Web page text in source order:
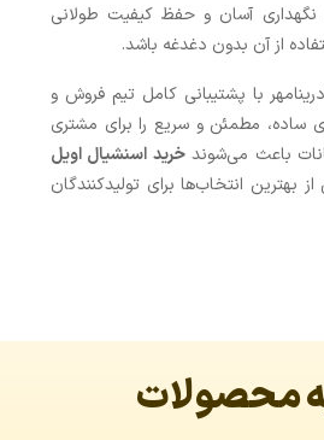
آسان و حفظ کیفیت طولانی
از آن بدون دغدغه باشد.
با پشتیبانی کامل تیم فروش و
مطمئن و سریع را برای مشتری
باعث می‌شوندخرید اسنشیال اویل
از بهترین انتخاب‌ها برای تولیدکنندگان
محصولات